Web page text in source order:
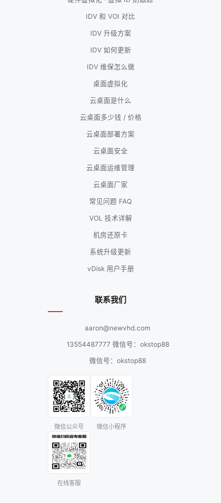
IDV 和 VOI 对比
IDV 升级方案
IDV 如何更新
IDV 维保怎么做
桌面虚拟化
云桌面是什么
云桌面多少钱 / 价格
云桌面部署方案
云桌面安全
云桌面运维管理
云桌面厂家
常见问题 FAQ
VOL 技术详解
机房还原卡
系统升级更新
vDisk 用户手册
联系我们
aaron@newvhd.com
13554487777 微信号：okstop88
微信号：okstop88
微信公众号 微信小程序
在线客服